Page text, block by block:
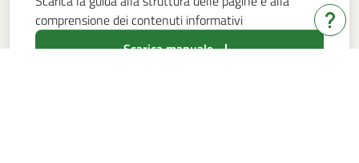
comprensione dei contenuti informativi
Scarica manuale
Hai